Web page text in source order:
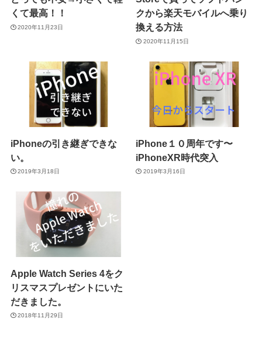
くて最高！！
2020年11月23日
クから楽天モバイルへ乗り
換える方法
2020年11月15日
iPhoneの引き継ぎできな
い。
2019年3月18日
iPhone１０周年です〜
iPhoneXR時代突入
2019年3月16日
Apple Watch Series 4をク
リスマスプレゼントにいた
だきました。
2018年11月29日